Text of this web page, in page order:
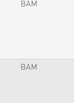
BAM
BAM